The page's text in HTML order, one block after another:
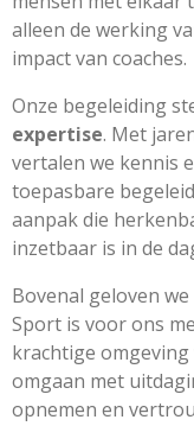
alleen de werking
impact van coaches.
Onze begeleiding
expertise. Met
vertalen we kennis
toepasbare
aanpak die
inzetbaar is in de
Bovenal geloven we
Sport is voor ons
krachtige
omgaan met
opnemen en